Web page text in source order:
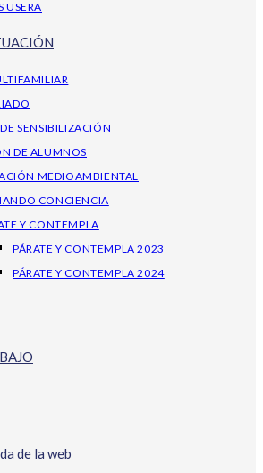
USERA
SENSIBILIZACIÓN
DE ALUMNOS
MEDIOAMBIENTAL
CONCIENCIA
Y CONTEMPLA
PÁRATE Y CONTEMPLA 2023
PÁRATE Y CONTEMPLA 2024
de la web